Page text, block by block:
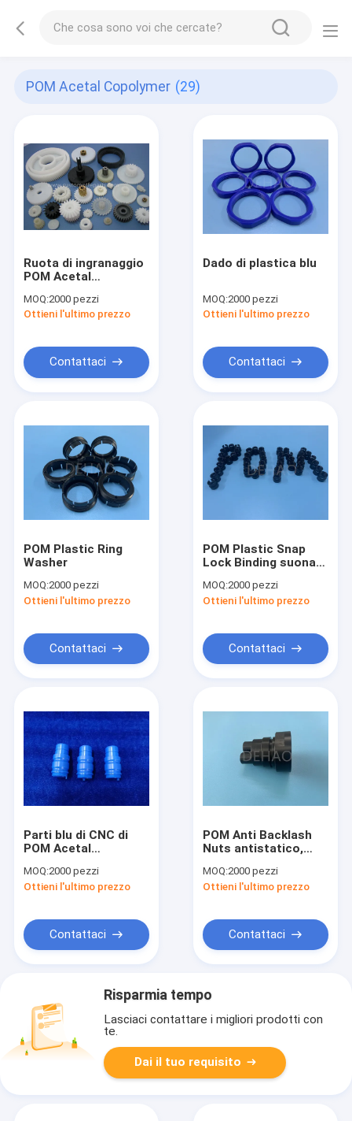
POM Acetal Copolymer (29)
Ruota di ingranaggio
POM Acetal
MOQ:2000 pezzi
Ottieni l'ultimo prezzo
Contattaci
Dado di plastica blu
MOQ:2000 pezzi
Ottieni l'ultimo prezzo
Contattaci
POM Plastic Ring
Washer
MOQ:2000 pezzi
Ottieni l'ultimo prezzo
Contattaci
POM Plastic Snap
Lock Binding suona
dell'elettricità
MOQ:2000 pezzi
Ottieni l'ultimo prezzo
Contattaci
Parti blu di CNC di
POM Acetal
Connector
Automotive
MOQ:2000 pezzi
Ottieni l'ultimo prezzo
Contattaci
POM Anti Backlash
Nuts antistatico,
nero
MOQ:2000 pezzi
Ottieni l'ultimo prezzo
Contattaci
Risparmia tempo
Lasciaci contattare i migliori prodotti con
te.
Dai il tuo requisito